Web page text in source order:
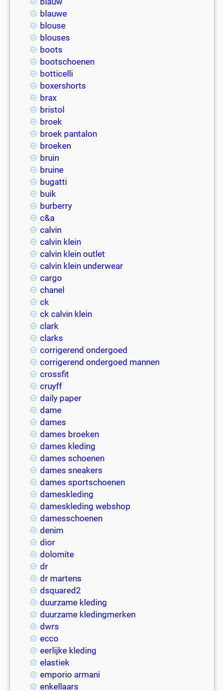
blauwe
blouse
blouses
boots
bootschoenen
botticelli
boxershorts
brax
bristol
broek
broek pantalon
broeken
bruin
bruine
bugatti
buik
burberry
c&a
calvin
calvin klein
calvin klein outlet
calvin klein underwear
cargo
chanel
ck
ck calvin klein
clark
clarks
corrigerend ondergoed
corrigerend ondergoed mannen
crossfit
cruyff
daily paper
dame
dames
dames broeken
dames kleding
dames schoenen
dames sneakers
dames sportschoenen
dameskleding
dameskleding webshop
damesschoenen
denim
dior
dolomite
dr
dr martens
dsquared2
duurzame kleding
duurzame kledingmerken
dwrs
ecco
eerlijke kleding
elastiek
emporio armani
enkellaars